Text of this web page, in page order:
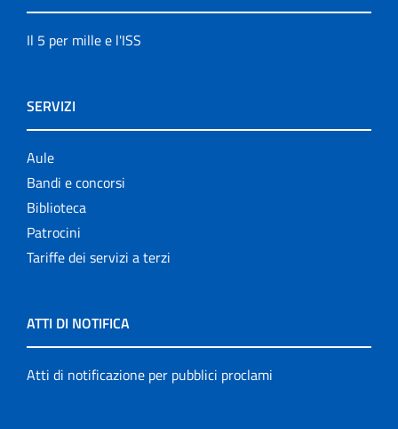
Il 5 per mille e l'ISS
SERVIZI
Aule
Bandi e concorsi
Biblioteca
Patrocini
Tariffe dei servizi a terzi
ATTI DI NOTIFICA
Atti di notificazione per pubblici proclami